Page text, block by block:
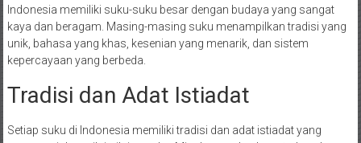
Indonesia memiliki suku-suku besar dengan budaya yang sangat
kaya dan beragam. Masing-masing suku menampilkan tradisi yang
unik, bahasa yang khas, kesenian yang menarik, dan sistem
kepercayaan yang berbeda.
Tradisi dan Adat Istiadat
Setiap suku di Indonesia memiliki tradisi dan adat istiadat yang